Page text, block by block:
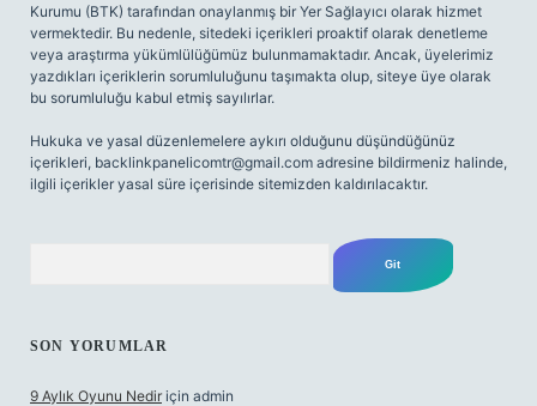
Kurumu (BTK) tarafından onaylanmış bir Yer Sağlayıcı olarak hizmet
vermektedir. Bu nedenle, sitedeki içerikleri proaktif olarak denetleme
veya araştırma yükümlülüğümüz bulunmamaktadır. Ancak, üyelerimiz
yazdıkları içeriklerin sorumluluğunu taşımakta olup, siteye üye olarak
bu sorumluluğu kabul etmiş sayılırlar.
Hukuka ve yasal düzenlemelere aykırı olduğunu düşündüğünüz
içerikleri, backlinkpanelicomtr@gmail.com adresine bildirmeniz halinde,
ilgili içerikler yasal süre içerisinde sitemizden kaldırılacaktır.
SON YORUMLAR
9 Aylık Oyunu Nedir için admin